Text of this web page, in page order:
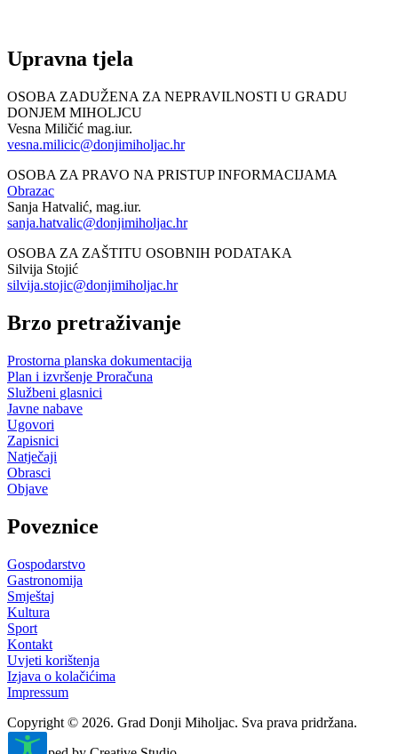
Upravna tjela
OSOBA ZADUŽENA ZA NEPRAVILNOSTI U GRADU
DONJEM MIHOLJCU
Vesna Miličić mag.iur.
vesna.milicic@donjimiholjac.hr
OSOBA ZA PRAVO NA PRISTUP INFORMACIJAMA
Obrazac
Sanja Hatvalić, mag.iur.
sanja.hatvalic@donjimiholjac.hr
OSOBA ZA ZAŠTITU OSOBNIH PODATAKA
Silvija Stojić
silvija.stojic@donjimiholjac.hr
Brzo pretraživanje
Prostorna planska dokumentacija
Plan i izvršenje Proračuna
Službeni glasnici
Javne nabave
Ugovori
Zapisnici
Natječaji
Obrasci
Objave
Poveznice
Gospodarstvo
Gastronomija
Smještaj
Kultura
Sport
Kontakt
Uvjeti korištenja
Izjava o kolačićima
Impressum
Copyright © 2026. Grad Donji Miholjac. Sva prava pridržana.